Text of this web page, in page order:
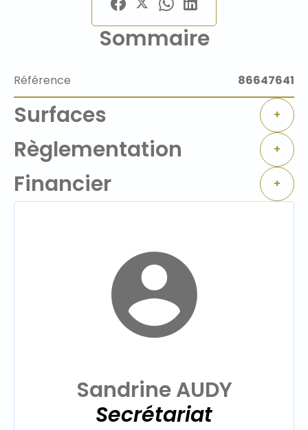
Sommaire
Référence 86647641
Surfaces +
Règlementation +
Financier +
Sandrine AUDY
Secrétariat